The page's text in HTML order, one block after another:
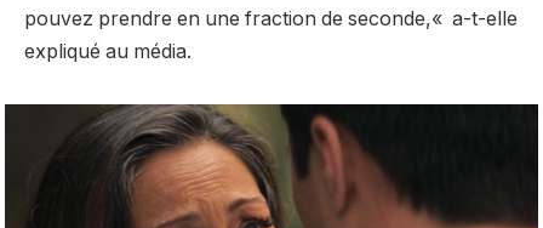
pouvez prendre en une fraction de seconde,« a-t-elle
expliqué au média.